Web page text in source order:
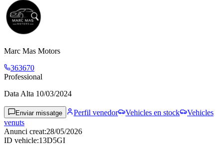
Marc Mas Motors
363670
Professional
Data Alta 10/03/2024
Enviar missatge Perfil venedor Vehicles en stock
Vehicles
venuts
Anunci creat:28/05/2026
ID vehicle:13D5GI